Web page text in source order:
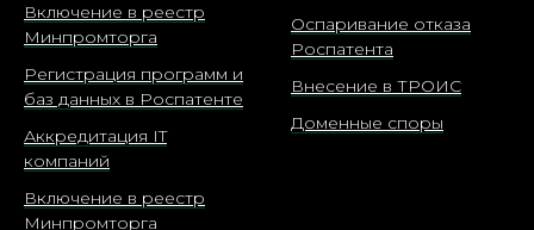
Включение в реестр
Минпромторга
Регистрация программ и
баз данных в Роспатенте
Аккредитация IT
компаний
Включение в реестр
Минпромторга
Оспаривание отказа
Роспатента
Внесение в ТРОИС
Доменные споры